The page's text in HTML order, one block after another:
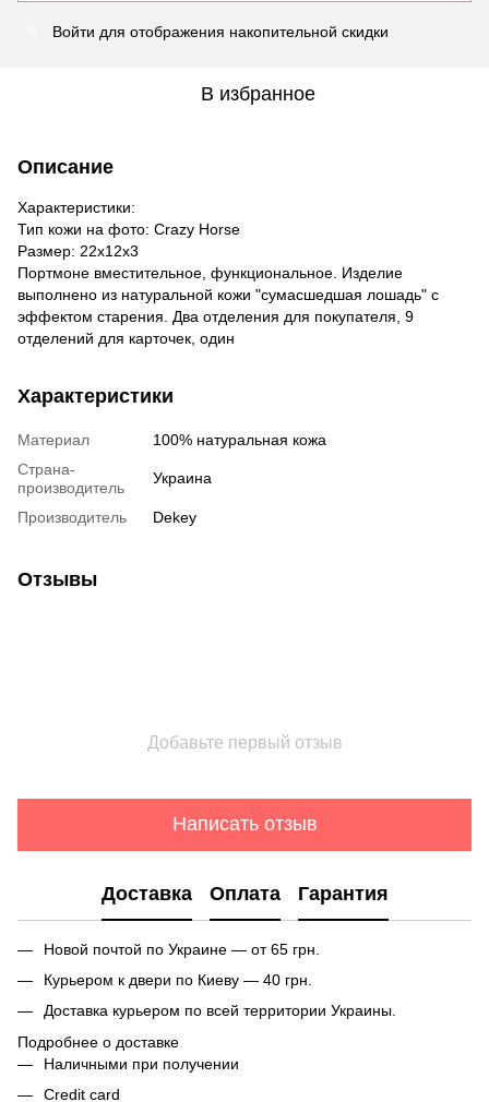
Войти для отображения накопительной скидки
В избранное
Описание
Характеристики:
Тип кожи на фото: Crazy Horse
Размер: 22х12х3
Портмоне вместительное, функциональное. Изделие
выполнено из натуральной кожи "сумасшедшая лошадь" с
эффектом старения. Два отделения для покупателя, 9
отделений для карточек, один
Характеристики
Материал
100% натуральная кожа
Страна-
производитель
Украина
Производитель Dekey
Отзывы
Добавьте первый отзыв
Написать отзыв
Доставка Оплата Гарантия
Новой почтой по Украине — от 65 грн.
Курьером к двери по Киеву — 40 грн.
Доставка курьером по всей территории Украины.
Подробнее о доставке
Наличными при получении
Credit card